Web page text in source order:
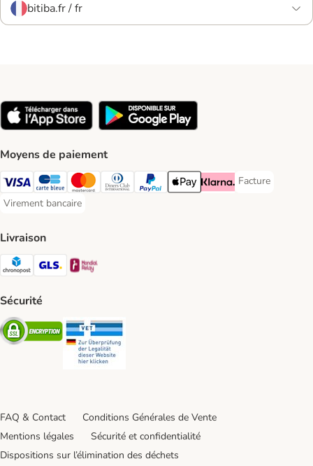
bitiba.fr / fr
Moyens de paiement
Visa Payment Method
carte bleue Payment Method
Master Card Payment Method
Diners Club Payment Method
Paypal Payment Method
Apple Pay Payment Method
Klarna Payment Method
Facture
Facture
Virement bancaire
Virement bancaire Payment Method
Livraison
Chronopost Shipping Method
GLS Shipping Method
Sécurité
Security
FAQ & Contact
Conditions Générales de Vente
Mentions légales
Sécurité et confidentialité
Dispositions sur l’élimination des déchets